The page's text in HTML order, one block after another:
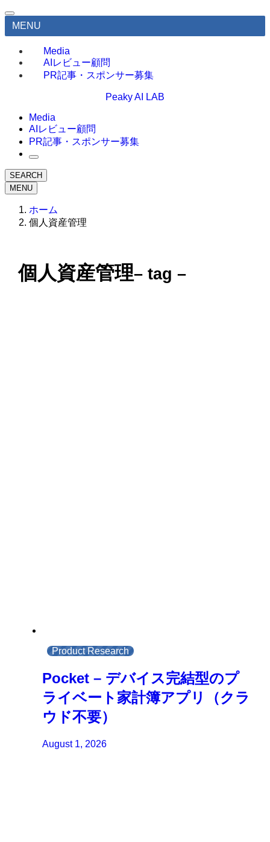
MENU
Media
AIレビュー顧問
PR記事・スポンサー募集
Peaky AI LAB
Media
AIレビュー顧問
PR記事・スポンサー募集
SEARCH
MENU
ホーム
個人資産管理
個人資産管理– tag –
Product Research
Pocket – デバイス完結型のプ
ライベート家計簿アプリ（クラ
ウド不要）
August 1, 2026